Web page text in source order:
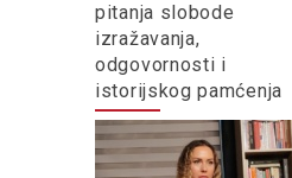
pitanja slobode
izražavanja,
odgovornosti i
istorijskog pamćenja